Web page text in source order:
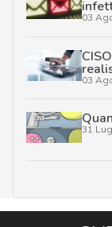
03
03
31